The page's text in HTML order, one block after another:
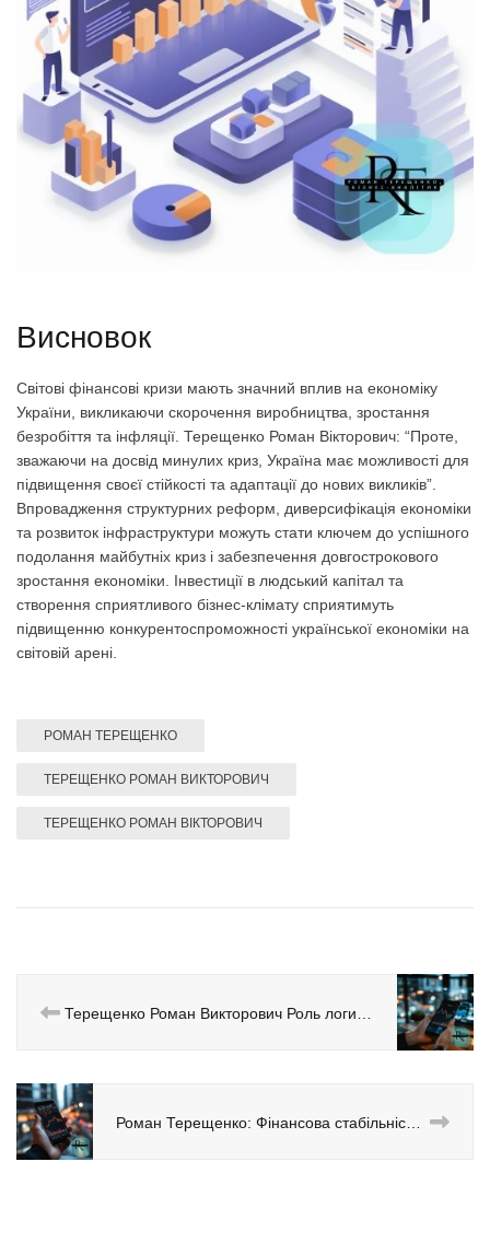
Висновок
Світові фінансові кризи мають значний вплив на економіку
України, викликаючи скорочення виробництва, зростання
безробіття та інфляції. Терещенко Роман Вікторович: “Проте,
зважаючи на досвід минулих криз, Україна має можливості для
підвищення своєї стійкості та адаптації до нових викликів”.
Впровадження структурних реформ, диверсифікація економіки
та розвиток інфраструктури можуть стати ключем до успішного
подолання майбутніх криз і забезпечення довгострокового
зростання економіки. Інвестиції в людський капітал та
створення сприятливого бізнес-клімату сприятимуть
підвищенню конкурентоспроможності української економіки на
світовій арені.
РОМАН ТЕРЕЩЕНКО
ТЕРЕЩЕНКО РОМАН ВИКТОРОВИЧ
ТЕРЕЩЕНКО РОМАН ВІКТОРОВИЧ